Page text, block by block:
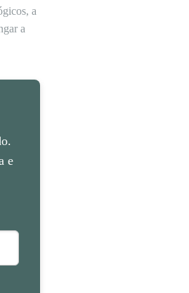
a
a
e